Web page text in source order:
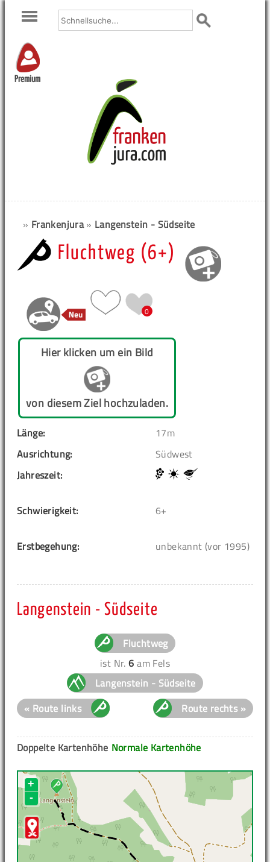
Premium
» Frankenjura» Langenstein - Südseite
Fluchtweg (6+)
0
Hier klicken um ein Bild
von diesem Ziel hochzuladen.
Länge:
17m
Ausrichtung:
Südwest
Jahreszeit:
Schwierigkeit: 6+
Erstbegehung: unbekannt (vor 1995)
Langenstein - Südseite
Fluchtweg
ist Nr.6 am Fels
Langenstein - Südseite
« Route links
Route rechts »
Normale Kartenhöhe
Doppelte Kartenhöhe
+
-